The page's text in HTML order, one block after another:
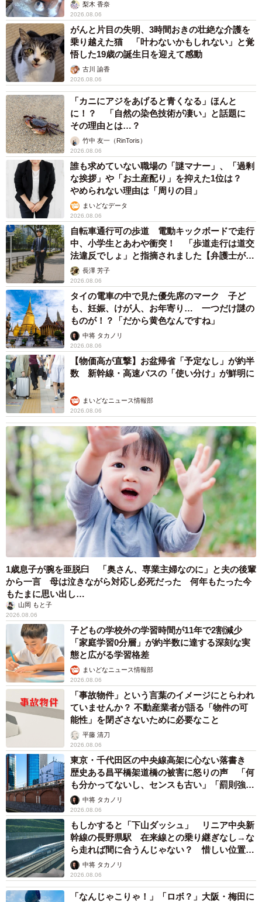
梨木 香奈
2026.08.06
がんと片目の失明、3時間おきの壮絶な介護を
乗り越えた猫 「叶わないかもしれない」と覚
悟した19歳の誕生日を迎えて感動
古川 諭香
2026.08.06
「カニにアジをあげると青くなる」ほんと
に！？ 「自然の染色技術が凄い」と話題に
その理由とは…？
竹中 友一（RinToris）
2026.08.06
誰も求めていない職場の「謎マナー」、「過剰
な挨拶」や「お土産配り」を抑えた1位は？
やめられない理由は「周りの目」
まいどなデータ
2026.08.06
自転車通行可の歩道 電動キックボードで走行
中、小学生とあわや衝突！ 「歩道走行は道交
法違反でしょ」と指摘されました【弁護士が解
説】長澤 芳子
2026.08.06
タイの電車の中で見た優先席のマーク 子ど
も、妊娠、けが人、お年寄り… 一つだけ謎の
ものが！？「だから黄色なんですね」
中将 タカノリ
2026.08.06
【物価高が直撃】お盆帰省「予定なし」が約半
数 新幹線・高速バスの「使い分け」が鮮明に
まいどなニュース情報部
2026.08.06
1歳息子が腕を亜脱臼 「奥さん、専業主婦なのに」と夫の後輩
から一言 母は泣きながら対応し必死だった 何年もたった今
もたまに思い出し…
山岡 もと子
2026.08.06
子どもの学校外の学習時間が11年で2割減少
「家庭学習0分層」が約半数に達する深刻な実
態と広がる学習格差
まいどなニュース情報部
2026.08.06
「事故物件」という言葉のイメージにとらわれ
ていませんか？ 不動産業者が語る「物件の可
能性」を閉ざさないために必要なこと
平藤 清刀
2026.08.06
東京・千代田区の中央線高架に心ない落書き
歴史ある昌平橋架道橋の被害に怒りの声 「何
も分かってないし、センスも古い」「罰則強化
して」中将 タカノリ
2026.08.06
もしかすると「下山ダッシュ」 リニア中央新
幹線の長野県駅 在来線との乗り継ぎなし→な
ら走れば間に合うんじゃない？ 惜しい位置関
係が反響
中将 タカノリ
2026.08.06
「なんじゃこりゃ！」「ロボ？」大阪・梅田に